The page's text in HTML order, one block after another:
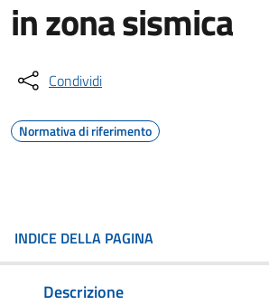
in zona sismica
Condividi
Normativa di riferimento
INDICE DELLA PAGINA
Descrizione